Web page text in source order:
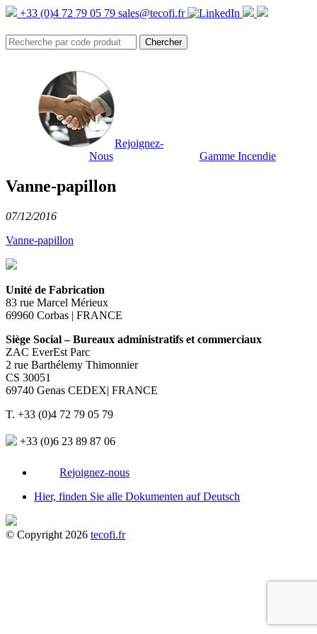
+33 (0)4 72 79 05 79 sales@tecofi.fr
Rejoignez-
Nous
Gamme Incendie
Vanne-papillon
07/12/2016
Vanne-papillon
Unité de Fabrication
83 rue Marcel Mérieux
69960 Corbas | FRANCE
Siège Social – Bureaux administratifs et commerciaux
ZAC EverEst Parc
2 rue Barthélemy Thimonnier
CS 30051
69740 Genas CEDEX| FRANCE
T. +33 (0)4 72 79 05 79
+33 (0)6 23 89 87 06
Rejoignez-nous
Hier, finden Sie alle Dokumenten auf Deutsch
© Copyright 2026 tecofi.fr